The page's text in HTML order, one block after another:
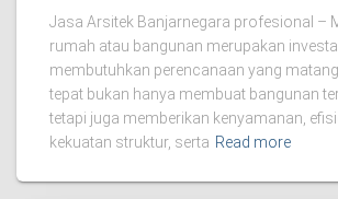
Jasa Arsitek Banjarnegara profesional –
rumah atau bangunan merupakan
membutuhkan perencanaan yang
tepat bukan hanya membuat bangunan
tetapi juga memberikan kenyamanan,
kekuatan struktur, serta Read more